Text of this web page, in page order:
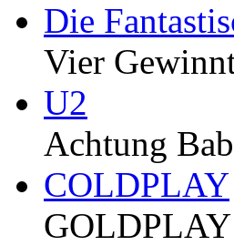
Die
Vier
U2
Achtung
COLDPLAY
GOLDPLAY